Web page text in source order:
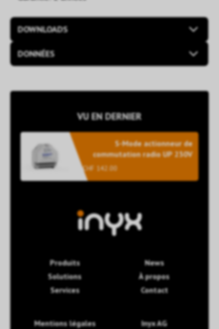
DOWNLOADS
DONNÉES
VU EN DERNIER
S-Mode actionneur de
commutation radio UP 230V
CHF 142.00
Produits
Solutions
Services
News
À propos
Contact
Mentions légales Inyx AG